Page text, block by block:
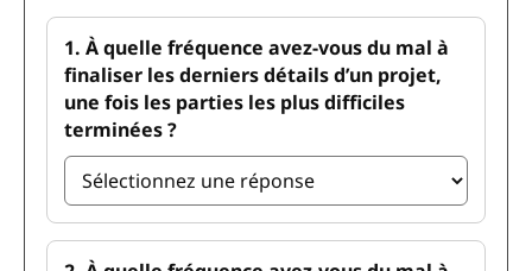
1. À quelle fréquence avez-vous du mal à
finaliser les derniers détails d’un projet,
une fois les parties les plus difficiles
terminées ?